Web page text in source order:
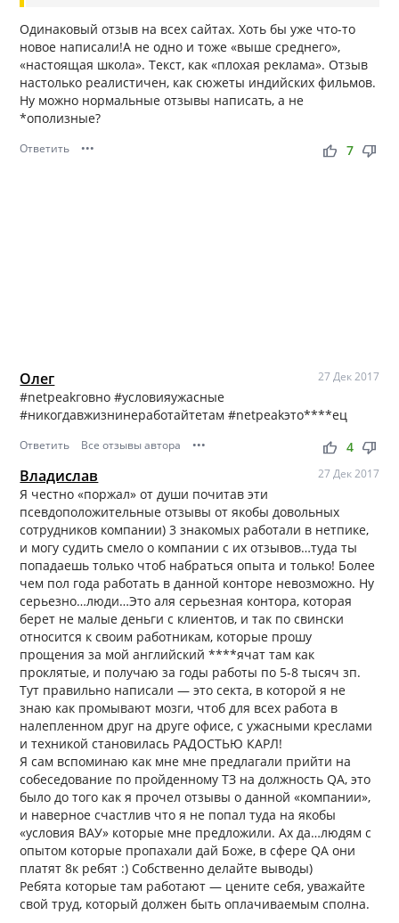
Одинаковый отзыв на всех сайтах. Хоть бы уже что-то
новое написали!А не одно и тоже «выше среднего»,
«настоящая школа». Текст, как «плохая реклама». Отзыв
настолько реалистичен, как сюжеты индийских фильмов.
Ну можно нормальные отзывы написать, а не
*ополизные?
Ответить ••• thumb_up thumb_down
7
Олег 27 Дек 2017
#netpeakговно #условияужасные
#никогдавжизнинеработайтетам #netpeakэто****ец
Ответить Все отзывы автора ••• thumb_up thumb_down
4
Владислав 27 Дек 2017
Я честно «поржал» от души почитав эти
псевдоположительные отзывы от якобы довольных
сотрудников компании) 3 знакомых работали в нетпике,
и могу судить смело о компании с их отзывов…туда ты
попадаешь только чтоб набраться опыта и только! Более
чем пол года работать в данной конторе невозможно. Ну
серьезно…люди…Это аля серьезная контора, которая
берет не малые деньги с клиентов, и так по свински
относится к своим работникам, которые прошу
прощения за мой английский ****ячат там как
проклятые, и получаю за годы работы по 5-8 тысяч зп.
Тут правильно написали — это секта, в которой я не
знаю как промывают мозги, чтоб для всех работа в
налепленном друг на друге офисе, с ужасными креслами
и техникой становилась РАДОСТЬЮ КАРЛ!
Я сам вспоминаю как мне мне предлагали прийти на
собеседование по пройденному ТЗ на должность QA, это
было до того как я прочел отзывы о данной «компании»,
и наверное счастлив что я не попал туда на якобы
«условия ВАУ» которые мне предложили. Ах да…людям с
опытом которые пропахали дай Боже, в сфере QA они
платят 8к ребят :) Собственно делайте выводы)
Ребята которые там работают — цените себя, уважайте
свой труд, который должен быть оплачиваемым сполна.